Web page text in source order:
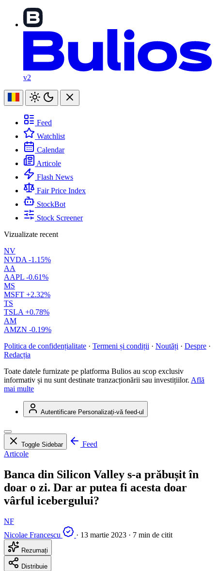
v2
Feed
Watchlist
Calendar
Articole
Flash News
Fair Price Index
StockBot
Stock Screener
Vizualizate recent
NV
NVDA -1.15%
AA
AAPL -0.61%
MS
MSFT +2.32%
TS
TSLA +0.78%
AM
AMZN -0.19%
Politica de confidențialitate · Termeni și condiții · Noutăți · Despre ·
Redacția
Toate datele furnizate pe platforma Bulios au scop exclusiv
informativ și nu sunt destinate tranzacționării sau investițiilor. Află
mai multe
Autentificare Personalizați-vă feed-ul
Toggle Sidebar
Feed
Articole
Banca din Silicon Valley s-a prăbușit în
doar o zi. Dar ar putea fi acesta doar
vârful icebergului?
NF
Nicolae Francescu
· 13 martie 2023 · 7 min de citit
Rezumați
Distribuie